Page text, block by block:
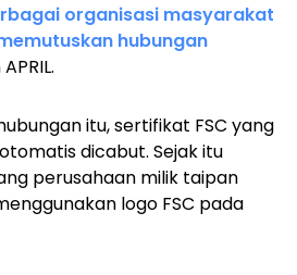
organisasi masyarakat
hubungan
itu, sertifikat FSC yang
dicabut. Sejak itu
perusahaan milik taipan
logo FSC pada